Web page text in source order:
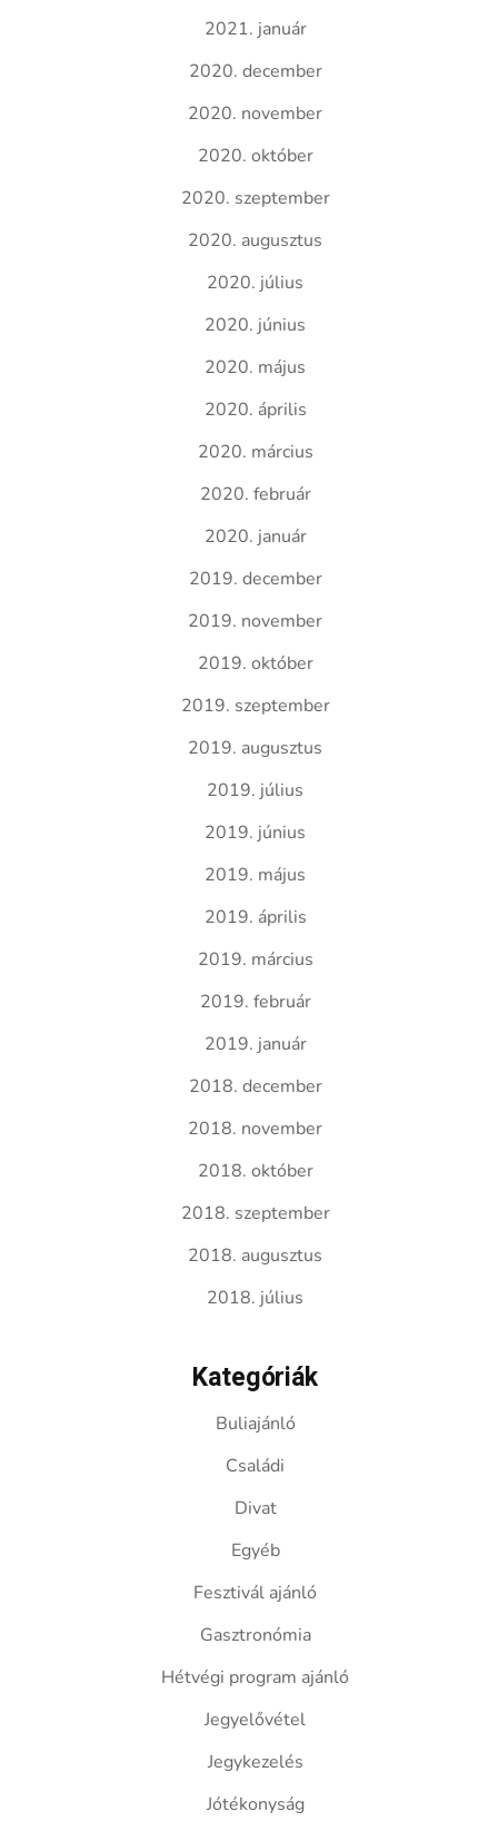
2021. január
2020. december
2020. november
2020. október
2020. szeptember
2020. augusztus
2020. július
2020. június
2020. május
2020. április
2020. március
2020. február
2020. január
2019. december
2019. november
2019. október
2019. szeptember
2019. augusztus
2019. július
2019. június
2019. május
2019. április
2019. március
2019. február
2019. január
2018. december
2018. november
2018. október
2018. szeptember
2018. augusztus
2018. július
Kategóriák
Buliajánló
Családi
Divat
Egyéb
Fesztivál ajánló
Gasztronómia
Hétvégi program ajánló
Jegyelővétel
Jegykezelés
Jótékonyság